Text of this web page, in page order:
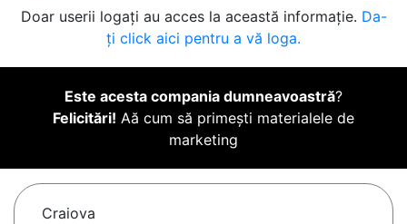
Doar userii logați au acces la această informație. Da-
ți click aici pentru a vă loga.
Este acesta compania dumneavoastră?
Felicitări! Aă cum să primești materialele de
marketing
Craiova